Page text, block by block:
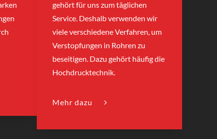
gehört für uns zum täglichen
Service. Deshalb verwenden wir
viele verschiedene Verfahren, um
Verstopfungen in Rohren zu
beseitigen. Dazu gehört häufig die
Hochdrucktechnik.
Mehr dazu